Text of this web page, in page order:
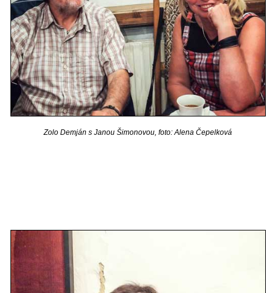
Zolo Demján s Janou Šimonovou, foto: Alena Čepelková